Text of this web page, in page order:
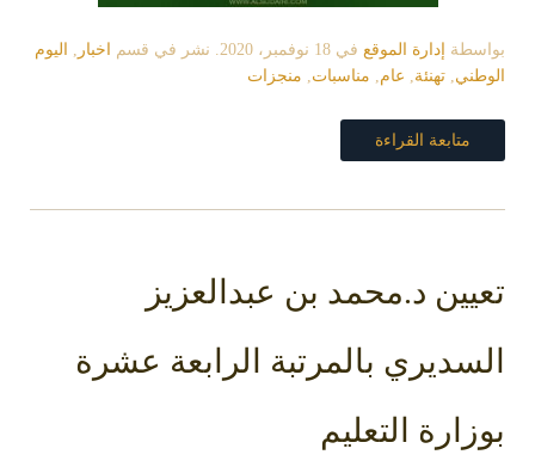
بواسطة إدارة الموقع في 18 نوفمبر، 2020 . نشر في قسم اخبار ,
اليوم
الوطني, تهنئة, عام, مناسبات, منجزات
متابعة القراءة
تعيين د.محمد بن عبدالعزيز
السديري بالمرتبة الرابعة عشرة
بوزارة التعليم